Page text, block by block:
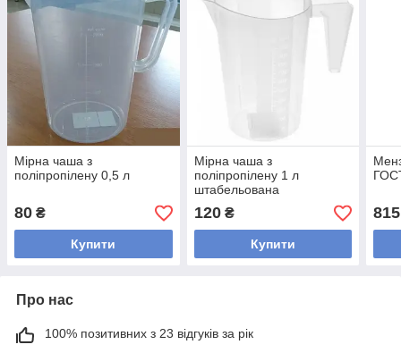
Мірна чаша з
поліпропілену 0,5 л
80 ₴
Купити
Мірна чаша з
поліпропілену 1 л
штабельована
120₴
Купити
815
Про нас
100% позитивних з 23 відгуків за рік